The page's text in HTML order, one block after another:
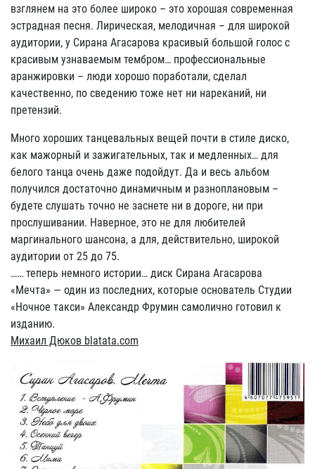
взглянем на это более широко – это хорошая современная
эстрадная песня. Лирическая, мелодичная – для широкой
аудитории, у Сирана Агасарова красивый большой голос с
красивым узнаваемым тембром… профессиональные
аранжировки – люди хорошо поработали, сделал
качественно, по сведению тоже нет ни нареканий, ни
претензий.
Много хороших танцевальных вещей почти в стиле диско,
как мажорный и зажигательных, так и медленных… для
белого танца очень даже подойдут. Да и весь альбом
получился достаточно динамичным и разноплановым –
будете слушать точно не заснете ни в дороге, ни при
прослушивании. Наверное, это не для любителей
маргинального шансона, а для, действительно, широкой
аудитории от 25 до 75.
…… теперь немного истории… диск Сирана Агасарова
«Мечта» — один из последних, которые основатель Студии
«Ночное такси» Александр Фрумин самолично готовил к
изданию.
Михаил Дюков blatata.com